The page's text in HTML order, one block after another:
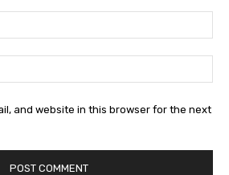
and website in this browser for the next